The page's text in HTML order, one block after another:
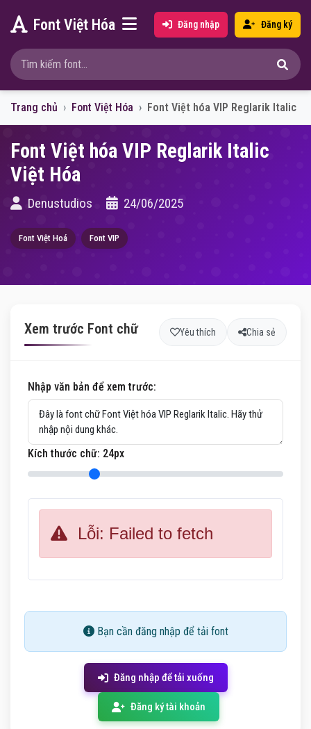
Font Việt Hóa Đăng nhập Đăng ký
Trang chủ Font Việt Hóa Font Việt hóa VIP Reglarik Italic
Font Việt hóa VIP Reglarik Italic
Việt Hóa
Denustudios 24/06/2025
Font Việt Hoá Font VIP
Xem trước Font chữ Yêu thích Chia sẻ
Nhập văn bản để xem trước:
Kích thước chữ: 24px
Lỗi: Failed to fetch
Bạn cần đăng nhập để tải font
Đăng nhập để tải xuống
Đăng ký tài khoản